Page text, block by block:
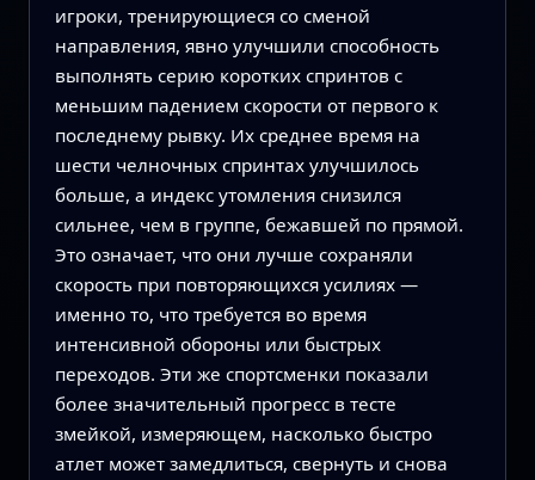
игроки, тренирующиеся со сменой
направления, явно улучшили способность
выполнять серию коротких спринтов с
меньшим падением скорости от первого к
последнему рывку. Их среднее время на
шести челночных спринтах улучшилось
больше, а индекс утомления снизился
сильнее, чем в группе, бежавшей по прямой.
Это означает, что они лучше сохраняли
скорость при повторяющихся усилиях —
именно то, что требуется во время
интенсивной обороны или быстрых
переходов. Эти же спортсменки показали
более значительный прогресс в тесте
змейкой, измеряющем, насколько быстро
атлет может замедлиться, свернуть и снова